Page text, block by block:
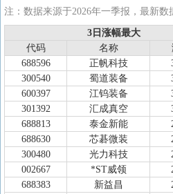
16
688596 正帆科技
东方精工
600835 上海机电
20
688700 东威科技
21
600397 江钨装备
22
301392 汇成真空
23
301128 强瑞技术
24
601369 陕鼓动力
25
301338 凯格精机
26
601038 一拖股份
27
002690 美亚光电
28
002779 中坚科技
注：数据来源于2026年一季报，最新
3日涨幅最大
代码
名称
3日涨幅最大
代码
名称
688596
正帆科技
300540
蜀道装备
600397
江钨装备
301392
汇成真空
688813
泰金新能
688630
芯碁微装
300480
光力科技
002667
*ST威领
688383
新益昌